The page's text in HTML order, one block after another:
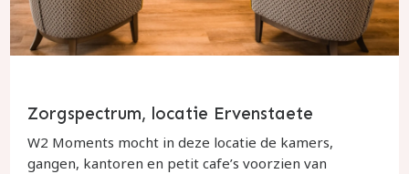
Zorgspectrum, locatie Ervenstaete
W2 Moments mocht in deze locatie de kamers,
gangen, kantoren en petit cafe’s voorzien van